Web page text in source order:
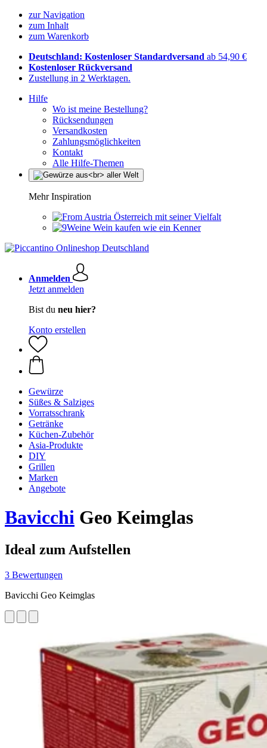
zur Navigation
zum Inhalt
zum Warenkorb
Deutschland: Kostenloser Standardversand ab 54,90 €
Kostenloser Rückversand
Zustellung in 2 Werktagen.
Hilfe
Wo ist meine Bestellung?
Rücksendungen
Versandkosten
Zahlungsmöglichkeiten
Kontakt
Alle Hilfe-Themen
Mehr Inspiration
Österreich mit seiner Vielfalt
Wein kaufen wie ein Kenner
Anmelden
Jetzt anmelden
Bist du neu hier?
Konto erstellen
Gewürze
Süßes & Salziges
Vorratsschrank
Getränke
Küchen-Zubehör
Asia-Produkte
DIY
Grillen
Marken
Angebote
Bavicchi Geo Keimglas
Ideal zum Aufstellen
3 Bewertungen
Bavicchi Geo Keimglas